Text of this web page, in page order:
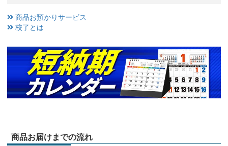
商品お預かりサービス
校了とは
商品お届けまでの流れ